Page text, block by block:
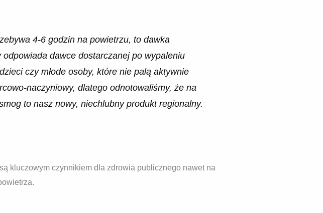
4-6 godzin na powietrzu, to dawka
dawce dostarczanej po wypaleniu
czy młode osoby, które nie palą aktywnie
naczyniowy, dlatego odnotowaliśmy, że na
to nasz nowy, niechlubny produkt regionalny.
kluczowym czynnikiem dla zdrowia publicznego nawet na